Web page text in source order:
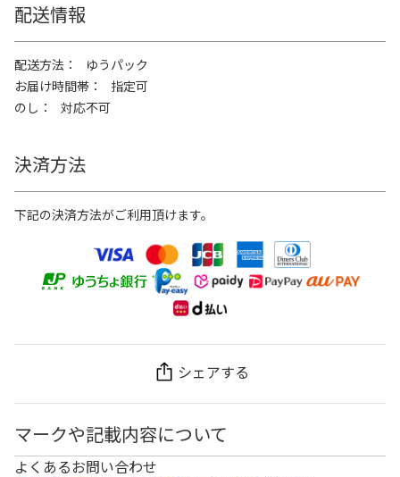
配送情報
配送方法
ゆうパック
お届け時間帯
指定可
のし
対応不可
決済方法
下記の決済方法がご利用頂けます。
シェアする
マークや記載内容について
よくあるお問い合わせ